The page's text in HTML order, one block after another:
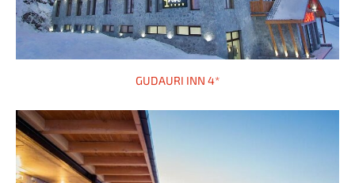
GUDAURI INN 4*